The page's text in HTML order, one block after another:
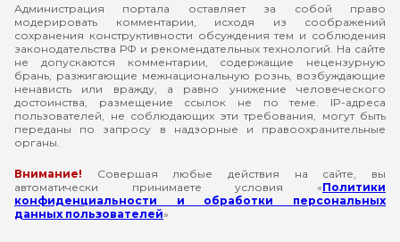
Администрация портала оставляет за собой право
модерировать комментарии, исходя из соображений
сохранения конструктивности обсуждения тем и соблюдения
законодательства РФ и рекомендательных технологий. На сайте
не допускаются комментарии, содержащие нецензурную
брань, разжигающие межнациональную рознь, возбуждающие
ненависть или вражду, а равно унижение человеческого
достоинства, размещение ссылок не по теме. IP-адреса
пользователей, не соблюдающих эти требования, могут быть
переданы по запросу в надзорные и правоохранительные
органы.
Внимание! Совершая любые действия на сайте, вы
автоматически принимаете условия «Политики
конфиденциальности и обработки персональных
данных пользователей»